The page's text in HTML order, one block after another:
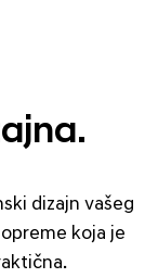
dizajn vašeg
koja je